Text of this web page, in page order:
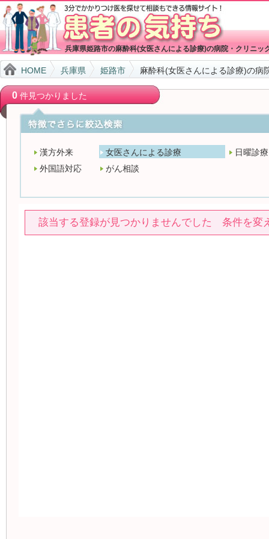
兵庫県姫路市の麻酔科(女医さんによる診療)の病院・クリニッ
HOME 兵庫県 姫路市 麻酔科(女医さんによる診療)の病
0件見つかりました
漢方外来 女医さんによる診療
日曜診療
外国語対応
がん相談
該当する登録が見つかりませんでした 条件を